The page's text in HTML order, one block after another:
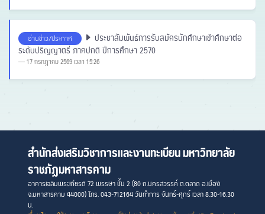
อ่านข่าว/ประกาศ ประชาสัมพันธ์การรับสมัครนักศึกษาเข้าศึกษาต่อ
ระดับปริญญาตรี ภาคปกติ ปีการศึกษา 2570
17 กรกฎาคม 2569 เวลา 15:26
สำนักส่งเสริมวิชาการและงานทะเบียน มหาวิทยาลัย
ราชภัฏมหาสารคาม
อาคารเฉลิมพระเกียรติ 72 พรรษา ชั้น 2 (80 ถ.นครสวรรค์ ต.ตลาด อ.เมือง
จ.มหาสารคาม 44000) โทร. 043-712164 วันทำการ จันทร์-ศุกร์ เวลา 8.30-16.30
น.